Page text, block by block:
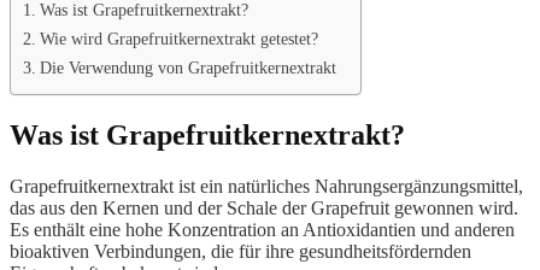
Was ist Grapefruitkernextrakt?
Wie wird Grapefruitkernextrakt getestet?
Die Verwendung von Grapefruitkernextrakt
Was ist Grapefruitkernextrakt?
Grapefruitkernextrakt ist ein natürliches Nahrungsergänzungsmittel,
das aus den Kernen und der Schale der Grapefruit gewonnen wird.
Es enthält eine hohe Konzentration an Antioxidantien und anderen
bioaktiven Verbindungen, die für ihre gesundheitsfördernden